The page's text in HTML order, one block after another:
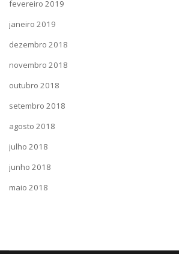
fevereiro 2019
janeiro 2019
dezembro 2018
novembro 2018
outubro 2018
setembro 2018
agosto 2018
julho 2018
junho 2018
maio 2018